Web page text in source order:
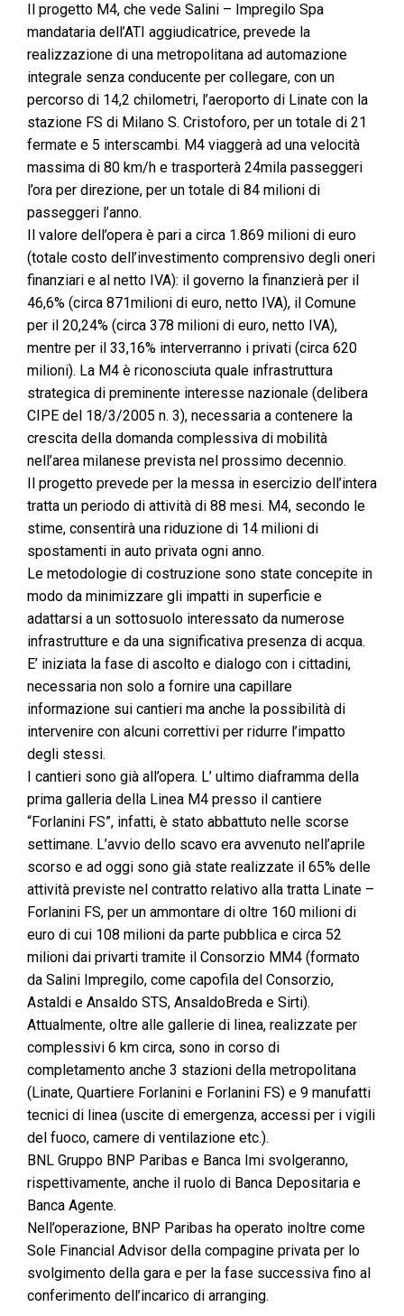
Il progetto M4, che vede Salini – Impregilo Spa
mandataria dell’ATI aggiudicatrice, prevede la
realizzazione di una metropolitana ad automazione
integrale senza conducente per collegare, con un
percorso di 14,2 chilometri, l’aeroporto di Linate con la
stazione FS di Milano S. Cristoforo, per un totale di 21
fermate e 5 interscambi. M4 viaggerà ad una velocità
massima di 80 km/h e trasporterà 24mila passeggeri
l’ora per direzione, per un totale di 84 milioni di
passeggeri l’anno.
Il valore dell’opera è pari a circa 1.869 milioni di euro
(totale costo dell’investimento comprensivo degli oneri
finanziari e al netto IVA): il governo la finanzierà per il
46,6% (circa 871milioni di euro, netto IVA), il Comune
per il 20,24% (circa 378 milioni di euro, netto IVA),
mentre per il 33,16% interverranno i privati (circa 620
milioni). La M4 è riconosciuta quale infrastruttura
strategica di preminente interesse nazionale (delibera
CIPE del 18/3/2005 n. 3), necessaria a contenere la
crescita della domanda complessiva di mobilità
nell’area milanese prevista nel prossimo decennio.
Il progetto prevede per la messa in esercizio dell’intera
tratta un periodo di attività di 88 mesi. M4, secondo le
stime, consentirà una riduzione di 14 milioni di
spostamenti in auto privata ogni anno.
Le metodologie di costruzione sono state concepite in
modo da minimizzare gli impatti in superficie e
adattarsi a un sottosuolo interessato da numerose
infrastrutture e da una significativa presenza di acqua.
E’ iniziata la fase di ascolto e dialogo con i cittadini,
necessaria non solo a fornire una capillare
informazione sui cantieri ma anche la possibilità di
intervenire con alcuni correttivi per ridurre l’impatto
degli stessi.
I cantieri sono già all’opera. L’ ultimo diaframma della
prima galleria della Linea M4 presso il cantiere
“Forlanini FS”, infatti, è stato abbattuto nelle scorse
settimane. L’avvio dello scavo era avvenuto nell’aprile
scorso e ad oggi sono già state realizzate il 65% delle
attività previste nel contratto relativo alla tratta Linate –
Forlanini FS, per un ammontare di oltre 160 milioni di
euro di cui 108 milioni da parte pubblica e circa 52
milioni dai privarti tramite il Consorzio MM4 (formato
da Salini Impregilo, come capofila del Consorzio,
Astaldi e Ansaldo STS, AnsaldoBreda e Sirti).
Attualmente, oltre alle gallerie di linea, realizzate per
complessivi 6 km circa, sono in corso di
completamento anche 3 stazioni della metropolitana
(Linate, Quartiere Forlanini e Forlanini FS) e 9 manufatti
tecnici di linea (uscite di emergenza, accessi per i vigili
del fuoco, camere di ventilazione etc.).
BNL Gruppo BNP Paribas e Banca Imi svolgeranno,
rispettivamente, anche il ruolo di Banca Depositaria e
Banca Agente.
Nell’operazione, BNP Paribas ha operato inoltre come
Sole Financial Advisor della compagine privata per lo
svolgimento della gara e per la fase successiva fino al
conferimento dell’incarico di arranging.